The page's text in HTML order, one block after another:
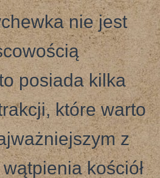
nie jest
posiada kilka
które warto
z
kościół